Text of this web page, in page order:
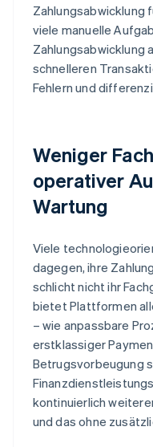
Zahlungsabwicklung
viele manuelle
Zahlungsabwicklung
schnelleren
Fehlern und
Weniger
operativer
Wartung
Viele
dagegen, ihre
schlicht nicht ihr
bietet Plattformen
– wie anpassbare
erstklassiger
Betrugsvorbeugung
kontinuierlich
und das ohne